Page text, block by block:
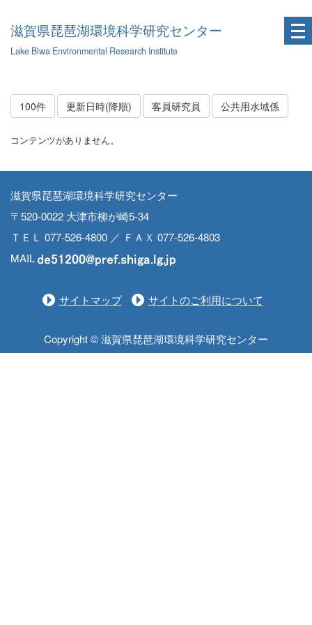
滋賀県琵琶湖環境科学研究センター
Lake Biwa Environmental Research Institute
100件 更新日時(降順) 客員研究員 公共用水域係
コンテンツがありません。
滋賀県琵琶湖環境科学研究センター
〒520-0022 大津市柳が崎5-34
ＴＥＬ 077-526-4800 ／ ＦＡＸ 077-526-4803
MAIL
サイトマップ サイトのご利用について
Copyright © 滋賀県琵琶湖環境科学研究センター